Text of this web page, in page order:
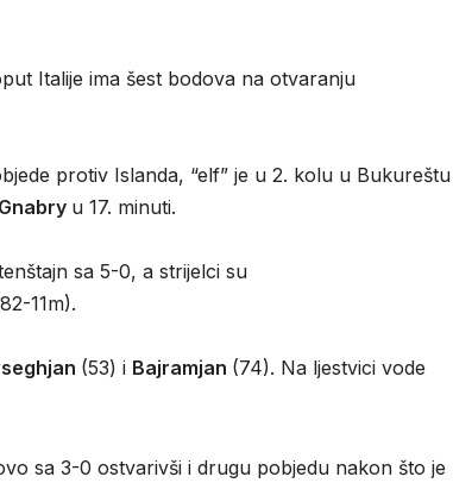
Italije ima šest bodova na otvaranju
protiv Islanda, “elf” je u 2. kolu u Bukureštu
u 17. minuti.
sa 5-0, a strijelci su
11m).
(53) i Bajramjan (74). Na ljestvici vode
sa 3-0 ostvarivši i drugu pobjedu nakon što je